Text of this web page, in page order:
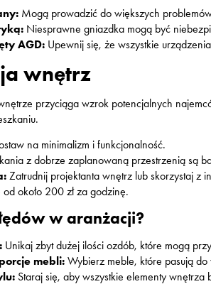
Mogą prowadzić do większych
Niesprawne gniazdka mogą być
AGD: Upewnij się, że wszystkie
wnętrz
przyciąga wzrok potencjalnych
na minimalizm i funkcjonalność.
z dobrze zaplanowaną przestrzenią są
Zatrudnij projektanta wnętrz lub skorzystaj z
około 200 zł za godzinę.
w aranżacji?
Unikaj zbyt dużej ilości ozdób, które mogą
mebli: Wybierz meble, które pasują
Staraj się, aby wszystkie elementy wnętrza